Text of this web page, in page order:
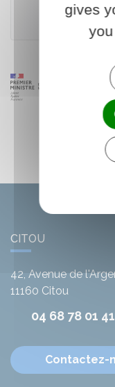
CITOU
42, Avenue de
11160 Citou
04 68 78 01 41
Contactez-
gives